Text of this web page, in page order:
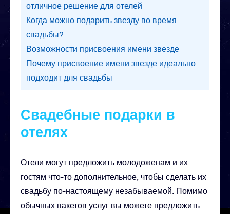
отличное решение для отелей
Когда можно подарить звезду во время
свадьбы?
Возможности присвоения имени звезде
Почему присвоение имени звезде идеально
подходит для свадьбы
Свадебные подарки в
отелях
Отели могут предложить молодоженам и их
гостям что-то дополнительное, чтобы сделать их
свадьбу по-настоящему незабываемой. Помимо
обычных пакетов услуг вы можете предложить